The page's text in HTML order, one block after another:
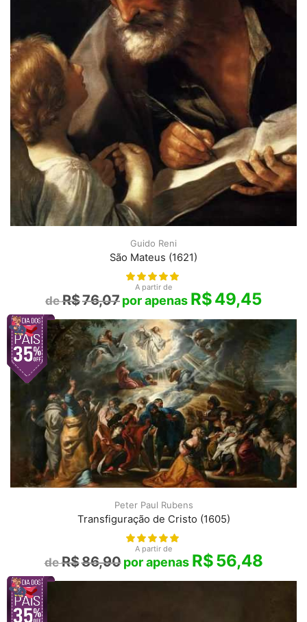
Guido Reni
São Mateus (1621)
A partir de
R$76,07 R$49,45
Peter Paul Rubens
Transfiguração de Cristo (1605)
A partir de
R$86,90 R$56,48